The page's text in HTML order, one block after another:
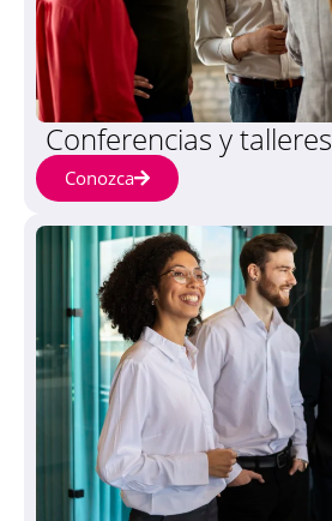
Conferencias y talleres
Conozca